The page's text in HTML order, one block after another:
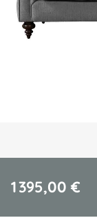
1 395,00 €
images
gallery